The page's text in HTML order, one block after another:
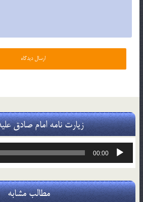
زیارت نامه امام صادق
پخش‌کننده
00:00
مطالب مشابه